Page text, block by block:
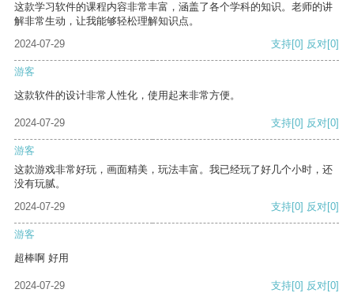
这款学习软件的课程内容非常丰富，涵盖了各个学科的知识。老师的讲
解非常生动，让我能够轻松理解知识点。
2024-07-29
支持[0] 反对[0]
游客
这款软件的设计非常人性化，使用起来非常方便。
2024-07-29 支持[0] 反对[0]
游客
这款游戏非常好玩，画面精美，玩法丰富。我已经玩了好几个小时，还
没有玩腻。
2024-07-29
支持[0] 反对[0]
游客
超棒啊 好用
2024-07-29 支持[0] 反对[0]